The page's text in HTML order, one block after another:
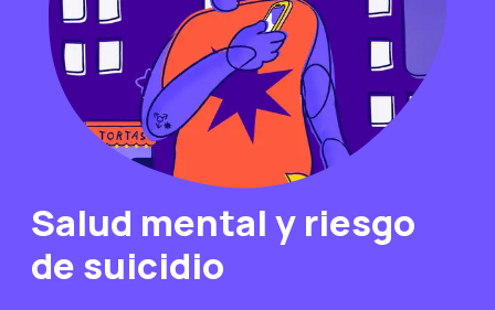
Salud mental y riesgo
de suicidio